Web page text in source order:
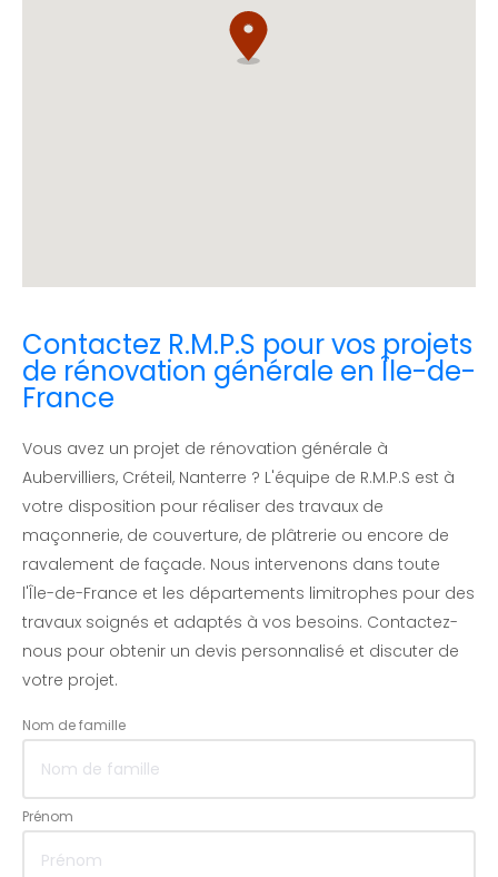
Contactez R.M.P.S pour vos projets
de rénovation générale en Île-de-
France
Vous avez un projet de rénovation générale à
Aubervilliers, Créteil, Nanterre ? L'équipe de R.M.P.S est à
votre disposition pour réaliser des travaux de
maçonnerie, de couverture, de plâtrerie ou encore de
ravalement de façade. Nous intervenons dans toute
l'Île-de-France et les départements limitrophes pour des
travaux soignés et adaptés à vos besoins. Contactez-
nous pour obtenir un devis personnalisé et discuter de
votre projet.
Nom de famille
Prénom